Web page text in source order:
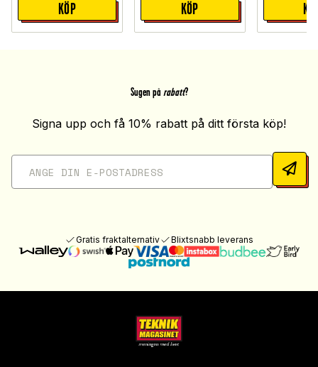
KÖP KÖP
Sugen på rabatt?
Signa upp och få 10% rabatt på ditt första köp!
Gratis fraktalternativ Blixtsnabb leverans